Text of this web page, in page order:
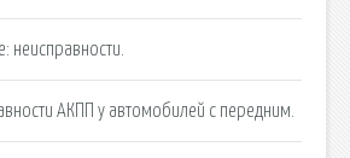
неисправности.
АКПП у автомобилей с передним.